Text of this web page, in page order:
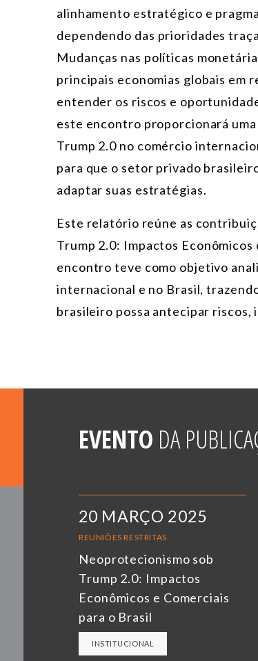
alinhamento estratégico e
dependendo das prioridades
Mudanças nas políticas
principais economias globais em
entender os riscos e
este encontro proporcionará
Trump 2.0 no comércio
para que o setor privado
adaptar suas estratégias.
Este relatório reúne as
Trump 2.0: Impactos Econômicos
encontro teve como objetivo
internacional e no Brasil,
brasileiro possa antecipar
EVENTO DA
20 MARÇO 2025
REUNIÕES RESTRITAS
Neoprotecionismo sob
Trump 2.0: Impactos
Econômicos e Comerciais
para o Brasil
INSTITUCIONAL